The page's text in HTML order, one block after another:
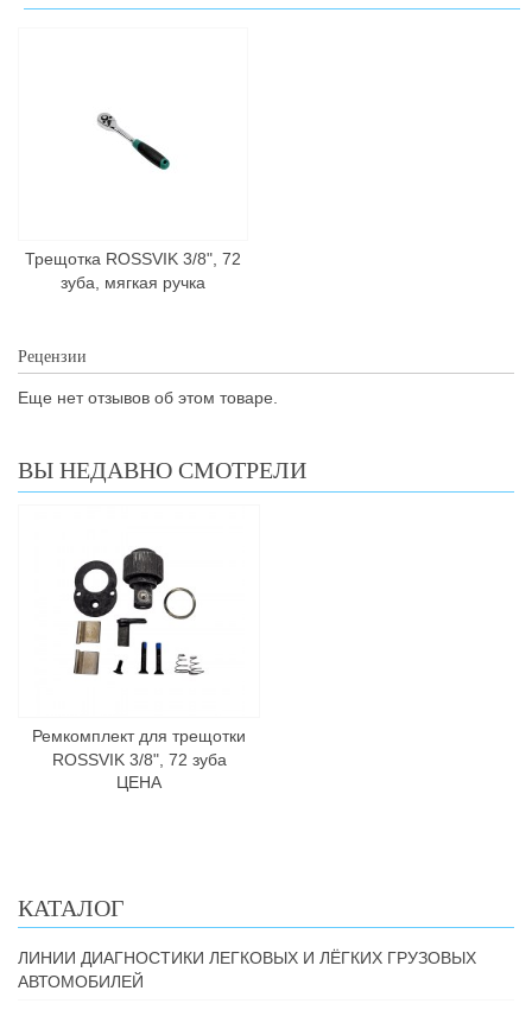
Трещотка ROSSVIK 3/8", 72
зуба, мягкая ручка
Рецензии
Еще нет отзывов об этом товаре.
ВЫ НЕДАВНО СМОТРЕЛИ
Ремкомплект для трещотки
ROSSVIK 3/8", 72 зуба
ЦЕНА
КАТАЛОГ
ЛИНИИ ДИАГНОСТИКИ ЛЕГКОВЫХ И ЛЁГКИХ ГРУЗОВЫХ
АВТОМОБИЛЕЙ